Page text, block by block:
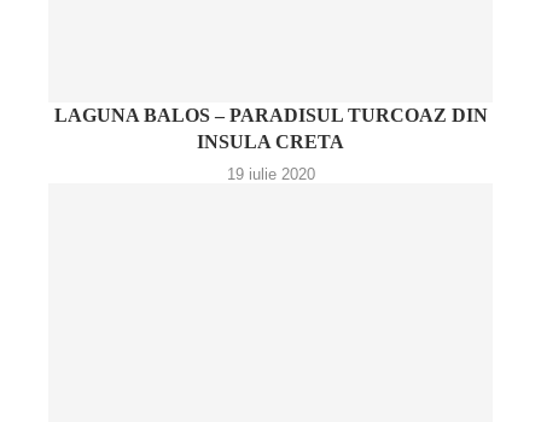
LAGUNA BALOS – PARADISUL TURCOAZ DIN
INSULA CRETA
19 iulie 2020